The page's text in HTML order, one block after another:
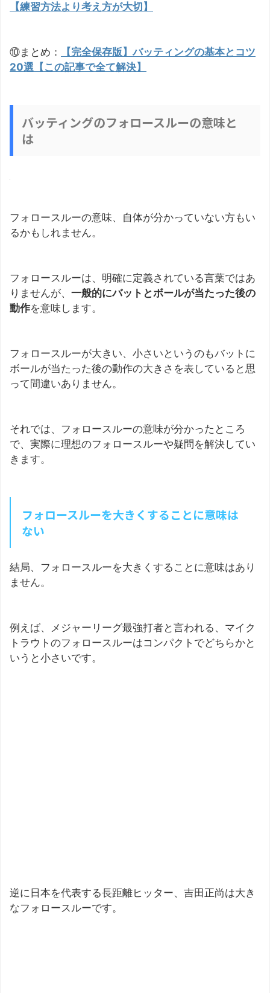
【練習方法より考え方が大切】
⑩まとめ：
【完全保存版】バッティングの基本とコツ
20選【この記事で全て解決】
バッティングのフォロースルーの意味と
は
フォロースルーの意味、自体が分かっていない方もい
るかもしれません。
フォロースルーは、明確に定義されている言葉ではあ
りませんが、 一般的にバットとボールが当たった後の
動作を意味します。
フォロースルーが大きい、小さいというのもバットに
ボールが当たった後の動作の大きさを表していると思
って間違いありません。
それでは、フォロースルーの意味が分かったところ
で、実際に理想のフォロースルーや疑問を解決してい
きます。
フォロースルーを大きくすることに意味は
ない
結局、フォロースルーを大きくすることに意味はあり
ません。
例えば、メジャーリーグ最強打者と言われる、マイク
トラウトのフォロースルーはコンパクトでどちらかと
いうと小さいです。
逆に日本を代表する長距離ヒッター、吉田正尚は大き
なフォロースルーです。